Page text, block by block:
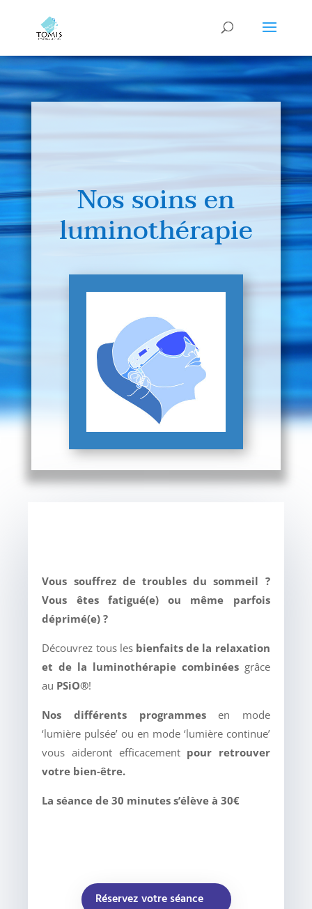
Nos soins en
luminothérapie
Vous souffrez de troubles du sommeil ?
Vous êtes fatigué(e) ou même parfois
déprimé(e) ?
Découvrez tous les bienfaits de la relaxation
et de la luminothérapie combinéesgrâce
au PSiO®!
Nos différents programmesen mode
‘lumière pulsée’ ou en mode ‘lumière continue’
vous aideront efficacement pour retrouver
votre bien-être.
La séance de 30 minutes s’élève à 30€
Réservez votre séance